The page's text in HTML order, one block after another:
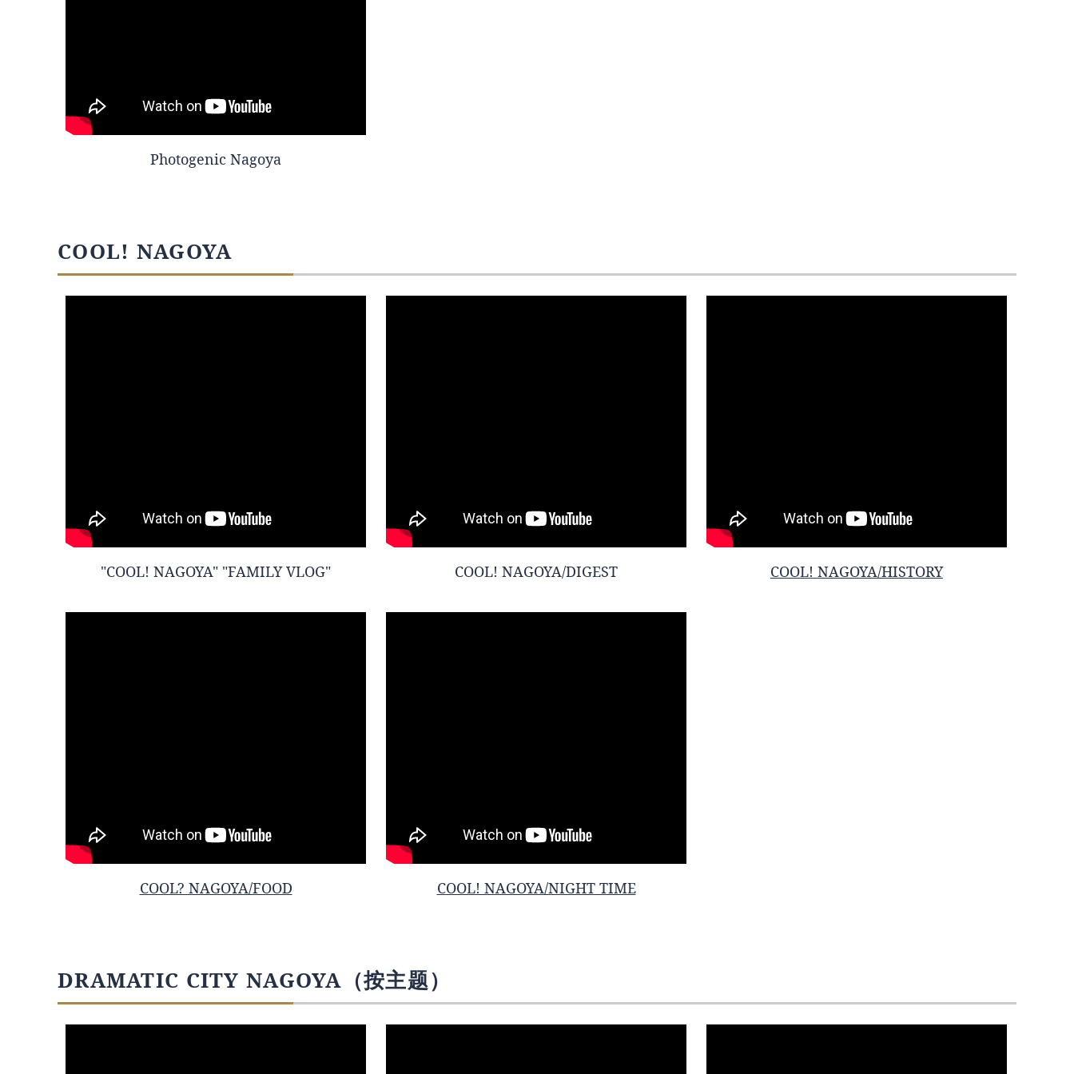
Photogenic Nagoya
COOL! NAGOYA
"COOL! NAGOYA" "FAMILY VLOG" COOL! NAGOYA/DIGEST COOL! NAGOYA/HISTORY
COOL? NAGOYA/FOOD COOL! NAGOYA/NIGHT TIME
DRAMATIC CITY NAGOYA（按主题）